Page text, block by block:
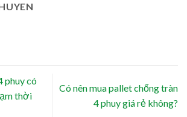
phuy có
thời
Có nên mua pallet chống tràn
4 phuy giá rẻ không?